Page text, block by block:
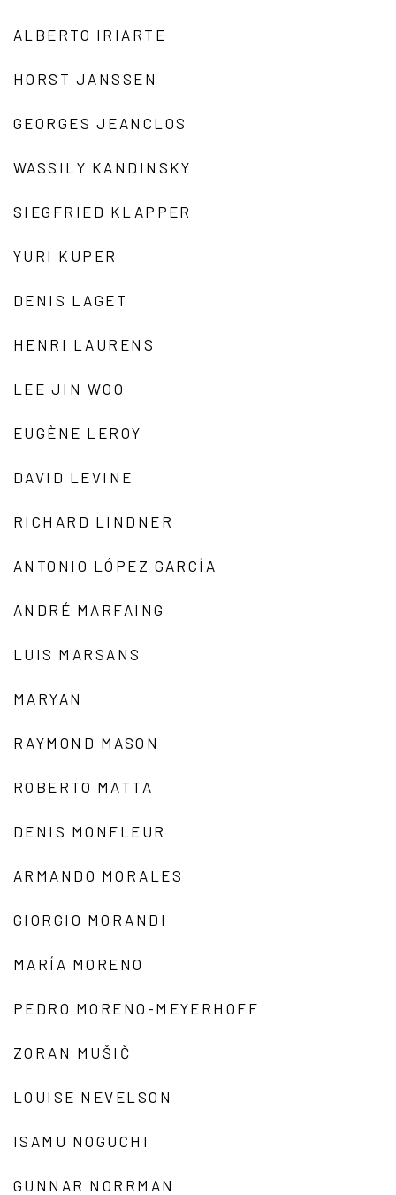
ALBERTO IRIARTE
HORST JANSSEN
GEORGES JEANCLOS
WASSILY KANDINSKY
SIEGFRIED KLAPPER
YURI KUPER
DENIS LAGET
HENRI LAURENS
LEE JIN WOO
EUGÈNE LEROY
DAVID LEVINE
RICHARD LINDNER
ANTONIO LÓPEZ GARCÍA
ANDRÉ MARFAING
LUIS MARSANS
MARYAN
RAYMOND MASON
ROBERTO MATTA
DENIS MONFLEUR
ARMANDO MORALES
GIORGIO MORANDI
MARÍA MORENO
PEDRO MORENO-MEYERHOFF
ZORAN MUŠIČ
LOUISE NEVELSON
ISAMU NOGUCHI
GUNNAR NORRMAN